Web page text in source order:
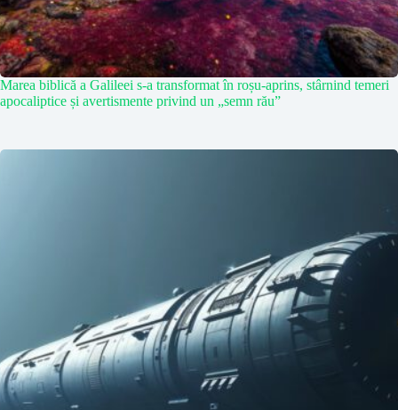
Marea biblică a Galileei s-a transformat în roșu-aprins, stârnind temeri
apocaliptice și avertismente privind un „semn rău”